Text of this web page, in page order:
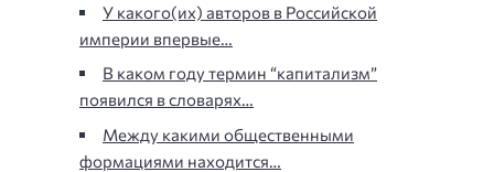
У какого(их) авторов в Российской
империи впервые…
В каком году термин “капитализм”
появился в словарях…
Между какими общественными
формациями находится…